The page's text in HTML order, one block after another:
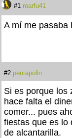
#1 marfu41
A mí me pasaba
#2 pentapolin
Si es porque los
hace falta el
comer... pues
fiestas que es lo
de alcantarilla.